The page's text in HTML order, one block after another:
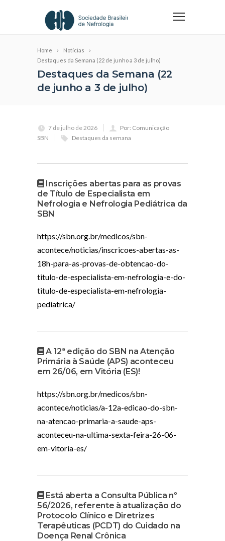
Home
Notícias
Destaques da Semana (22 de junho a 3 de julho)
Destaques da Semana (22
de junho a 3 de julho)
7 de julho de 2026
Por: Comunicação
SBN
Destaques da semana
Inscrições abertas para as provas
de Título de Especialista em
Nefrologia e Nefrologia Pediátrica da
SBN
https://sbn.org.br/medicos/sbn-
acontece/noticias/inscricoes-abertas-as-
18h-para-as-provas-de-obtencao-do-
titulo-de-especialista-em-nefrologia-e-do-
titulo-de-especialista-em-nefrologia-
pediatrica/
A 12ª edição do SBN na Atenção
Primária à Saúde (APS) aconteceu
em 26/06, em Vitória (ES)!
https://sbn.org.br/medicos/sbn-
acontece/noticias/a-12a-edicao-do-sbn-
na-atencao-primaria-a-saude-aps-
aconteceu-na-ultima-sexta-feira-26-06-
em-vitoria-es/
Está aberta a Consulta Pública nº
56/2026, referente à atualização do
Protocolo Clínico e Diretrizes
Terapêuticas (PCDT) do Cuidado na
Doença Renal Crônica